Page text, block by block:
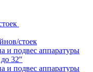
стоек
и подвес аппаратуры
32"
и подвес аппаратуры